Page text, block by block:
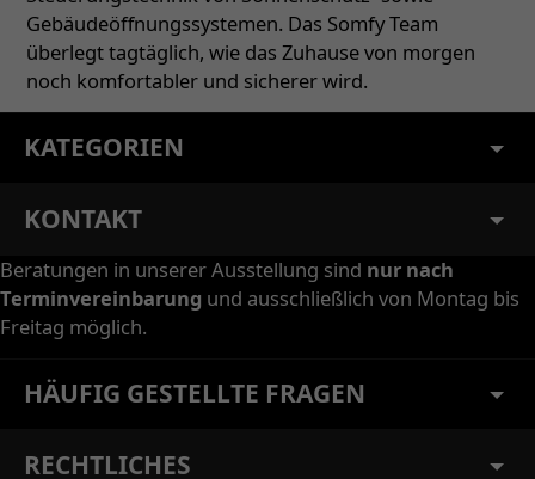
Gebäudeöffnungssystemen. Das Somfy Team
überlegt tagtäglich, wie das Zuhause von morgen
noch komfortabler und sicherer wird.
KATEGORIEN
KONTAKT
Beratungen in unserer Ausstellung sind nur nach
Terminvereinbarung und ausschließlich von Montag bis
Freitag möglich.
HÄUFIG GESTELLTE FRAGEN
RECHTLICHES